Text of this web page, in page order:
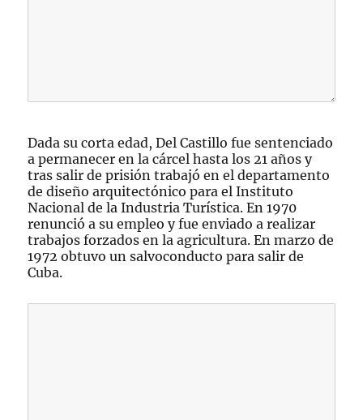
Dada su corta edad, Del Castillo fue sentenciado
a permanecer en la cárcel hasta los 21 años y
tras salir de prisión trabajó en el departamento
de diseño arquitectónico para el Instituto
Nacional de la Industria Turística. En 1970
renunció a su empleo y fue enviado a realizar
trabajos forzados en la agricultura. En marzo de
1972 obtuvo un salvoconducto para salir de
Cuba.